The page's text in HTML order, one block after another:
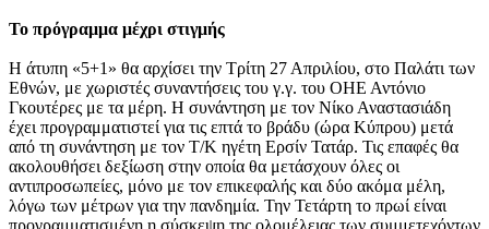
To πρόγραμμα μέχρι στιγμής
Η άτυπη «5+1» θα αρχίσει την Τρίτη 27 Απριλίου, στο Παλάτι των
Εθνών, με χωριστές συναντήσεις του γ.γ. του ΟΗΕ Αντόνιο
Γκουτέρες με τα μέρη. Η συνάντηση με τον Νίκο Αναστασιάδη
έχει προγραμματιστεί για τις επτά το βράδυ (ώρα Κύπρου) μετά
από τη συνάντηση με τον Τ/Κ ηγέτη Ερσίν Τατάρ. Τις επαφές θα
ακολουθήσει δεξίωση στην οποία θα μετάσχουν όλες οι
αντιπροσωπείες, μόνο με τον επικεφαλής και δύο ακόμα μέλη,
λόγω των μέτρων για την πανδημία. Την Τετάρτη το πρωί είναι
προγραμματισμένη η σύσκεψη της ολομέλειας των συμμετεχόντων